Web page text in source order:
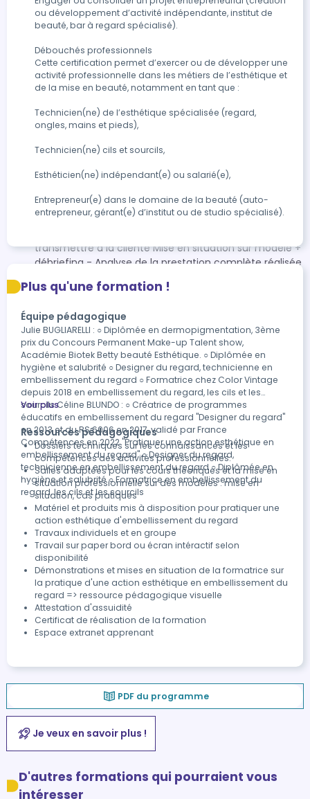
création des bouquets à la main et des techniques du
protocole dans son intégralité. - Réalisation de la
prestation : phase préparatoire des cils, sécurisation
des cils inférieurs, création du mapping (tailles,
courbure, diamètre, isolation des cils naturels, fusion
de l'extension sur le cils naturels (bouquets), analyse
d'entraînement : phase préparatoire, sécurisation des
cils inférieurs, application et maîtrise de la lotion de
dépose, maîtrise du retrait des extensions, phase finale
naturels. - Analyse de la prestation complète réalisée
après la prestation - Conseils personnalisés pour
perfectionner les gestes et maîtriser les timings -
transmettre à la cliente Mise en situation sur modèle +
débriefing - Analyse de la prestation complète réalisée
la prestation - Conseils personnalisés pour
Rappel des consignes de suivi et d’entretien à
transmettre à la cliente
ou développement d’activité indépendante, institut de
beauté, bar à regard spécialisé).
Débouchés professionnels
Cette certification permet d’exercer ou de développer une
activité professionnelle dans les métiers de l’esthétique et
de la mise en beauté, notamment en tant que :
Technicien(ne) de l’esthétique spécialisée (regard,
ongles, mains et pieds),
Technicien(ne) cils et sourcils,
Esthéticien(ne) indépendant(e) ou salarié(e),
Entrepreneur(e) dans le domaine de la beauté (auto-
entrepreneur, gérant(e) d’institut ou de studio spécialisé).
Plus qu'une formation !
Équipe pédagogique
Julie BUGLIARELLI : ○ Diplômée en dermopigmentation, 3ème
prix du Concours Permanent Make-up Talent show,
Académie Biotek Betty beauté Esthétique. ○ Diplômée en
hygiène et salubrité ○ Designer du regard, technicienne en
embellissement du regard ○ Formatrice chez Color Vintage
depuis 2018 en embellissement du regard, les cils et les
sourcils Céline BLUNDO : ○ Créatrice de programmes
éducatifs en embellissement du regard "Designer du regard"
en 2013 et du RS 6006 en 2017, validé par France
Compétences en 2022 "Pratiquer une action esthétique en
embellissement du regard" ○ Designer du regard,
technicienne en embellissement du regard ○ Diplômée en
hygiène et salubrité ○ Formatrice en embellissement du
regard, les cils et les sourcils
Voir plus
Ressources pédagogiques
Dossiers techniques sur les connaissances et les
compétences des activités professionnelles.
Salles adaptées pour les cours théoriques et la mise en
situation professionnelle sur des modèles : mise en
situation, cas pratiques
Matériel et produits mis à disposition pour pratiquer une
action esthétique d'embellissement du regard
Travaux individuels et en groupe
Travail sur paper bord ou écran intéractif selon
disponibilité
Démonstrations et mises en situation de la formatrice sur
la pratique d'une action esthétique en embellissement du
regard => ressource pédagogique visuelle
Attestation d'assuidité
Certificat de réalisation de la formation
Espace extranet apprenant
PDF du programme
Je veux en savoir plus !
D'autres formations qui pourraient vous
intéresser